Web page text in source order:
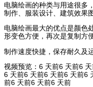
电脑绘画的种类与用途很多
制作、服装设计、建筑效果
电脑绘画最大的优点是颜色
形变色方便，再次是复制方
制作速度快捷，保存耐久及
视频预览：6 天前6 天前6
6 天前6 天前6 天前6 天前6
前6 天前6 天前6 天前